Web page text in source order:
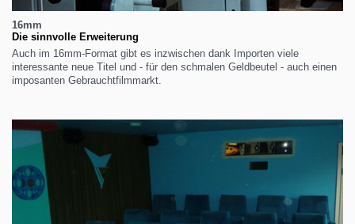
16mm
Die sinnvolle Erweiterung
Auch im 16mm-Format gibt es inzwischen dank Importen viele
interessante neue Titel und - für den schmalen Geldbeutel - auch einen
imposanten Gebrauchtfilmmarkt.